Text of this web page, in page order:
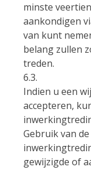
minste
aankondigen
van kunt
belang zullen
treden.
6.3.
Indien u een
accepteren,
Gebruik van
gewijzigde of